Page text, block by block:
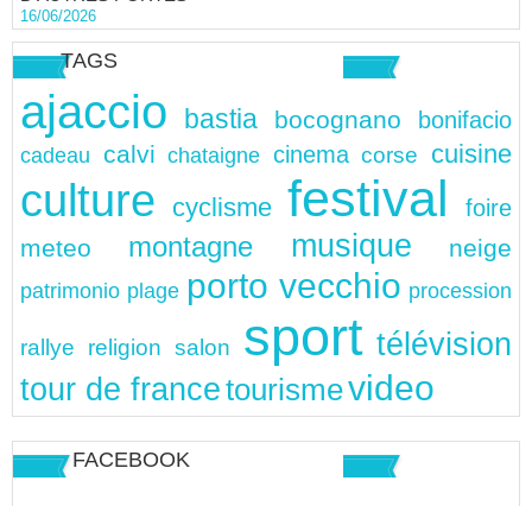
16/06/2026
TAGS
ajaccio bastia bocognano bonifacio
cadeau calvi chataigne cinema corse cuisine
culture cyclisme festival foire
meteo montagne musique neige
patrimonio plage porto vecchio procession
rallye religion salon sport télévision
tour de francetourismevideo
FACEBOOK